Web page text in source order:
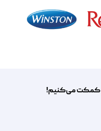
کمکت می‌کنیم!